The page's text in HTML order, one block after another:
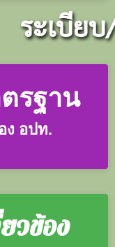
ระเบีย
รฐาน
ง อปท.
วข้อง